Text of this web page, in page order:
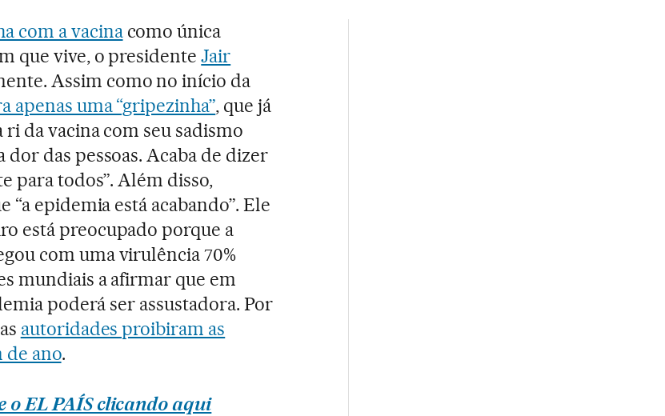
com a vacinacomo única
que vive, o presidenteJair
Assim como no início da
apenas uma “gripezinha”, que já
da vacina com seu sadismo
das pessoas. Acaba de dizer
para todos”. Além disso,
epidemia está acabando”. Ele
está preocupado porque a
com uma virulência 70%
mundiais a afirmar que em
poderá ser assustadora. Por
autoridades proibiram as
de ano.
o EL PAÍS clicando aqui